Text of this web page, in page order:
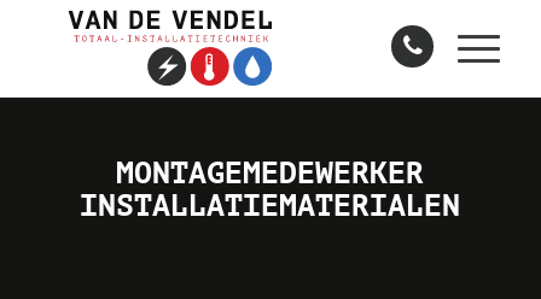
MONTAGEMEDEWERKER
INSTALLATIEMATERIALEN